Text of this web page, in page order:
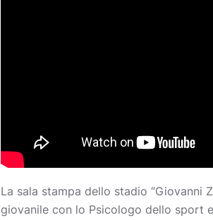
La sala stampa dello stadio “Giovanni
giovanile con lo Psicologo dello sport